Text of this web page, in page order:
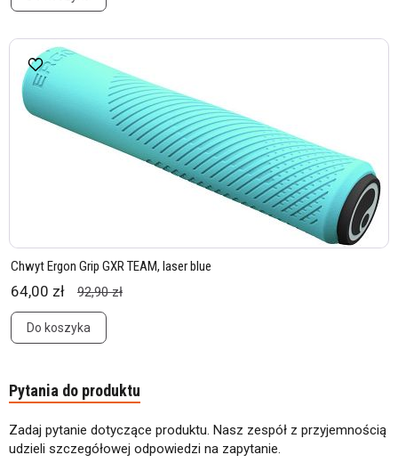
Chwyt Ergon Grip GXR TEAM, laser blue
64,00 zł 92,90 zł
Do koszyka
Pytania do produktu
Zadaj pytanie dotyczące produktu. Nasz zespół z przyjemnością
udzieli szczegółowej odpowiedzi na zapytanie.